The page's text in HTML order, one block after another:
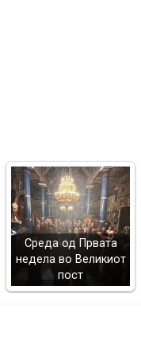
Среда од Првата
недела во Великиот
пост